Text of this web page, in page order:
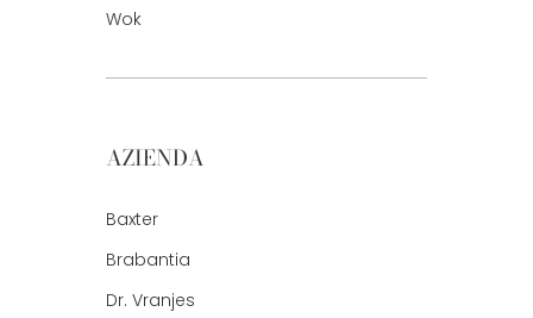
Wok
AZIENDA
Baxter
Brabantia
Dr. Vranjes